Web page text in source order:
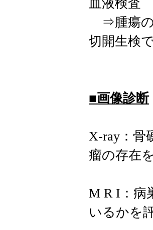
血液検
⇒腫瘍の
切開生検
■画像診断
X-ray：骨
瘤の存在
M R I：病
いるかを